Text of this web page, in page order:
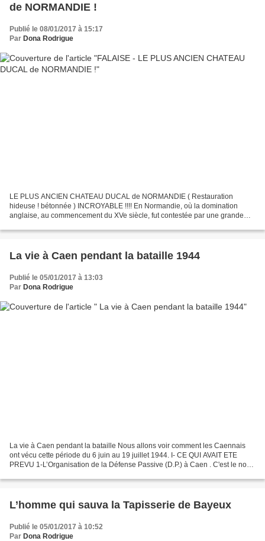
de NORMANDIE !
Publié le 08/01/2017 à 15:17
Par Dona Rodrigue
LE PLUS ANCIEN CHATEAU DUCAL de NORMANDIE ( Restauration
hideuse ! bétonnée ) INCROYABLE !!!! En Normandie, où la domination
anglaise, au commencement du XVe siècle, fut contestée par une grande
La vie à Caen pendant la bataille 1944
Publié le 05/01/2017 à 13:03
Par Dona Rodrigue
La vie à Caen pendant la bataille Nous allons voir comment les Caennais
ont vécu cette période du 6 juin au 19 juillet 1944. I- CE QUI AVAIT ETE
PREVU 1-L’Organisation de la Défense Passive (D.P.) à Caen . C'est le nom
L’homme qui sauva la Tapisserie de Bayeux
Publié le 05/01/2017 à 10:52
Par Dona Rodrigue